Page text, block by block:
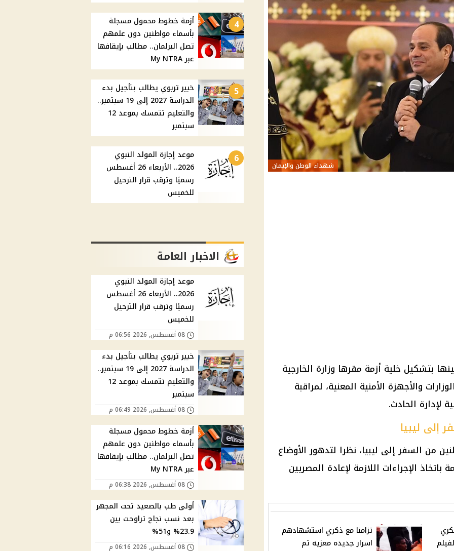
شهداء الوطن والإيمان
بتشكيل خلية أزمة مقرها وزارة الخارجية
والأجهزة الأمنية المعنية، لمراقبة
لإدارة الحادث.
إلى ليبيا
من السفر إلى ليبيا، نظرا لتدهور الأوضاع
الإجراءات اللازمة لإعادة المصريين
تزامنا مع ذكري استشهادهم
اسرار جديده معزيه تم
4
أزمة خطوط محمول مسجلة
بأسماء مواطنين دون علمهم
تصل البرلمان.. مطالب بإيقافها
عبر My NTRA
5
خبير تربوي يطالب بتأجيل بدء
الدراسة 2027 إلى 19 سبتمبر..
والتعليم تتمسك بموعد 12
سبتمبر
6
موعد إجازة المولد النبوي
2026.. الأربعاء 26 أغسطس
رسميًا وترقب قرار الترحيل
للخميس
الاخبار العامة
موعد إجازة المولد النبوي
2026.. الأربعاء 26 أغسطس
رسميًا وترقب قرار الترحيل
للخميس
08 أغسطس, 2026 06:56 م
خبير تربوي يطالب بتأجيل بدء
الدراسة 2027 إلى 19 سبتمبر..
والتعليم تتمسك بموعد 12
سبتمبر
08 أغسطس, 2026 06:49 م
أزمة خطوط محمول مسجلة
بأسماء مواطنين دون علمهم
تصل البرلمان.. مطالب بإيقافها
عبر My NTRA
08 أغسطس, 2026 06:38 م
أولى طب بالصعيد تحت المجهر
بعد نسب نجاح تراوحت بين
23.9% و51%
08 أغسطس, 2026 06:16 م